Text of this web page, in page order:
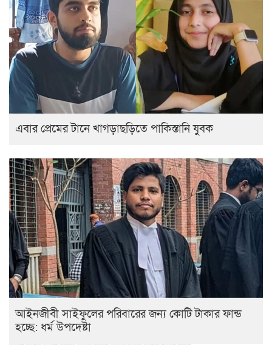
এবার প্রেমের টানে খাগড়াছড়িতে পাকিস্তানি যুবক
আইনজীবী সাইফুলের পরিবারের জন্য কোটি টাকার ফান্ড
হচ্ছে: ধর্ম উপদেষ্টা